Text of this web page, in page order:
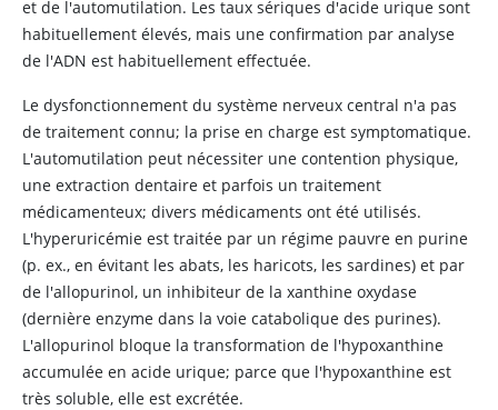
et de l'automutilation. Les taux sériques d'acide urique sont
habituellement élevés, mais une confirmation par analyse
de l'ADN est habituellement effectuée.
Le dysfonctionnement du système nerveux central n'a pas
de traitement connu; la prise en charge est symptomatique.
L'automutilation peut nécessiter une contention physique,
une extraction dentaire et parfois un traitement
médicamenteux; divers médicaments ont été utilisés.
L'hyperuricémie est traitée par un régime pauvre en purine
(p. ex., en évitant les abats, les haricots, les sardines) et par
de l'allopurinol, un inhibiteur de la xanthine oxydase
(dernière enzyme dans la voie catabolique des purines).
L'allopurinol bloque la transformation de l'hypoxanthine
accumulée en acide urique; parce que l'hypoxanthine est
très soluble, elle est excrétée.